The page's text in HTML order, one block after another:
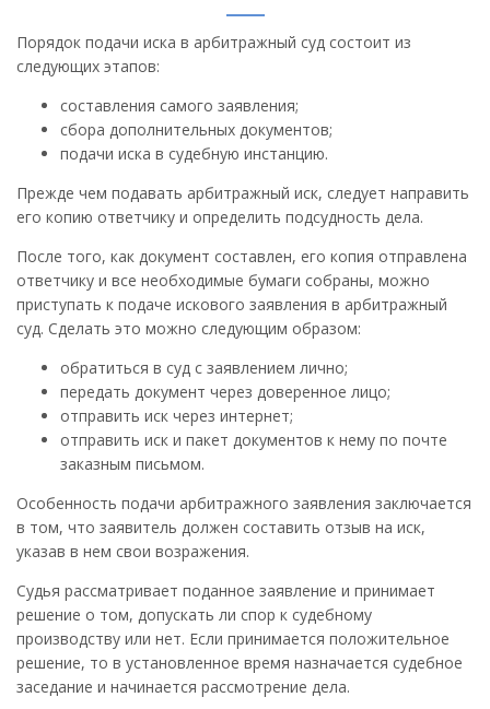
Порядок подачи иска в арбитражный суд состоит из
следующих этапов:
составления самого заявления;
сбора дополнительных документов;
подачи иска в судебную инстанцию.
Прежде чем подавать арбитражный иск, следует направить
его копию ответчику и определить подсудность дела.
После того, как документ составлен, его копия отправлена
ответчику и все необходимые бумаги собраны, можно
приступать к подаче искового заявления в арбитражный
суд. Сделать это можно следующим образом:
обратиться в суд с заявлением лично;
передать документ через доверенное лицо;
отправить иск через интернет;
отправить иск и пакет документов к нему по почте
заказным письмом.
Особенность подачи арбитражного заявления заключается
в том, что заявитель должен составить отзыв на иск,
указав в нем свои возражения.
Судья рассматривает поданное заявление и принимает
решение о том, допускать ли спор к судебному
производству или нет. Если принимается положительное
решение, то в установленное время назначается судебное
заседание и начинается рассмотрение дела.